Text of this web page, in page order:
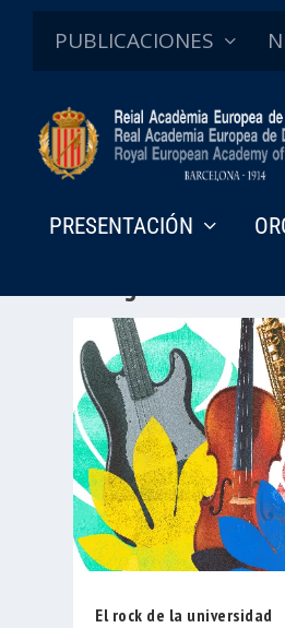
PUBLICACIONES
PRESENTACIÓN
El rock de la universidad